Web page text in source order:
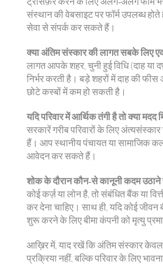
संस्थान की वेबसाइट पर फॉर्म उपलब्ध
सेवा से संपर्क कर सकते हैं।
क्या अंतिम संस्कार की लागत सबके लिए
लागत आपके शहर, चुनी हुई विधि (दाह
निर्भर करती है। बड़े शहरों में दाह की
छोटे कस्बों में कम हो सकती है।
यदि परिवार में आर्थिक तंगी है तो क्या
सरकारें गरीब परिवारों के लिए
हैं। आप स्थानीय पंचायत या सामाजिक
आवेदन कर सकते हैं।
शोक के दौरान कौन‑से कानूनी कदम उठाने
कोई कर्ज़ या लोन है, तो संबंधित बैंक या
कर देना चाहिए। साथ ही, यदि कोई जीवन
शुरू करने के लिए बीमा कंपनी को मृत्यु
आख़िर में, याद रखें कि अंतिम संस्कार
प्रक्रिया नहीं, बल्कि परिवार के लिए